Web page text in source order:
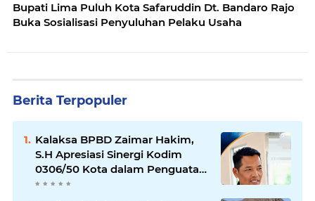
Bupati Lima Puluh Kota Safaruddin Dt. Bandaro Rajo
Buka Sosialisasi Penyuluhan Pelaku Usaha
Berita Terpopuler
Kalaksa BPBD Zaimar Hakim,
S.H Apresiasi Sinergi Kodim
0306/50 Kota dalam Penguatan
Mitigasi dan Penanganan